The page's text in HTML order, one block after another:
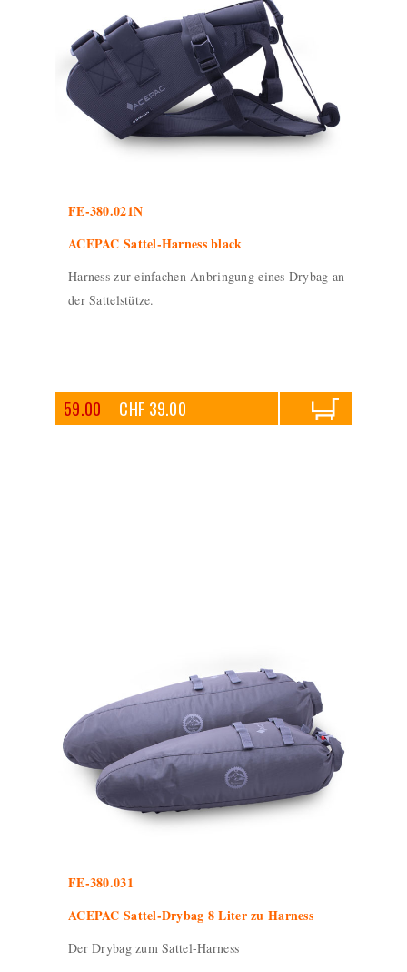
FE-380.021N
ACEPAC Sattel-Harness black
Harness zur einfachen Anbringung eines Drybag an
der Sattelstütze.
59.00 CHF 39.00
FE-380.031
ACEPAC Sattel-Drybag 8 Liter zu Harness
Der Drybag zum Sattel-Harness